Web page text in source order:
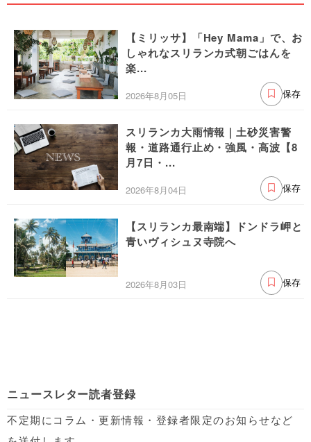
【ミリッサ】「Hey Mama」で、お
しゃれなスリランカ式朝ごはんを
楽...
2026年8月05日 保存
スリランカ大雨情報｜土砂災害警
報・道路通行止め・強風・高波【8
月7日・...
2026年8月04日 保存
【スリランカ最南端】ドンドラ岬と
青いヴィシュヌ寺院へ
2026年8月03日 保存
ニュースレター読者登録
不定期にコラム・更新情報・登録者限定のお知らせなど